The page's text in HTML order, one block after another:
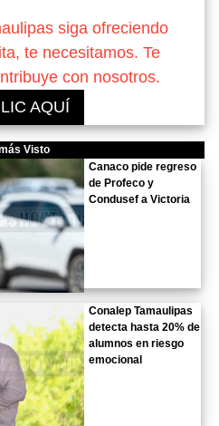
siga ofreciendo
te necesitamos. Te
con nosotros.
AQUÍ
Visto
Canaco pide regreso
de Profeco y
Condusef a Victoria
Conalep Tamaulipas
detecta hasta 20% de
alumnos en riesgo
emocional